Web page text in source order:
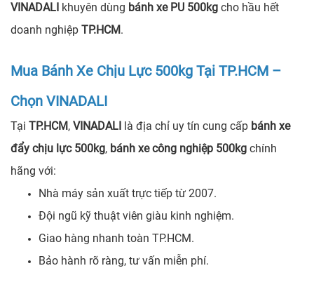
VINADALI khuyên dùng bánh xe PU 500kg cho hầu hết
doanh nghiệp TP.HCM.
Mua Bánh Xe Chịu Lực 500kg Tại TP.HCM –
Chọn VINADALI
Tại TP.HCM, VINADALI là địa chỉ uy tín cung cấp bánh xe
đẩy chịu lực 500kg, bánh xe công nghiệp 500kg chính
hãng với:
Nhà máy sản xuất trực tiếp từ 2007.
Đội ngũ kỹ thuật viên giàu kinh nghiệm.
Giao hàng nhanh toàn TP.HCM.
Bảo hành rõ ràng, tư vấn miễn phí.